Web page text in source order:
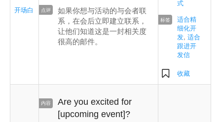
开场白
如果你想与活动的与会者联
系，在会后立即建立联系，
让他们知道这是一封相关度
很高的邮件。
式
适合精
细化开
发, 适合
跟进开
发信
收藏
Are you excited for
[upcoming event]?